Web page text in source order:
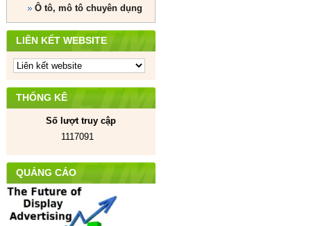
Ô tô, mô tô chuyên dụng
LIÊN KẾT WEBSITE
THỐNG KÊ
Số lượt truy cập
1117091
QUẢNG CÁO